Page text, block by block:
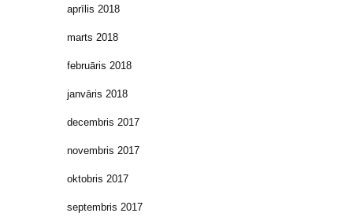
aprīlis 2018
marts 2018
februāris 2018
janvāris 2018
decembris 2017
novembris 2017
oktobris 2017
septembris 2017